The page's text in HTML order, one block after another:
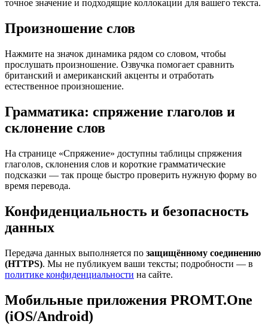
точное значение и подходящие коллокации для вашего текста.
Произношение слов
Нажмите на значок динамика рядом со словом, чтобы
прослушать произношение. Озвучка помогает сравнить
британский и американский акценты и отработать
естественное произношение.
Грамматика: спряжение глаголов и
склонение слов
На странице «Спряжение» доступны таблицы спряжения
глаголов, склонения слов и короткие грамматические
подсказки — так проще быстро проверить нужную форму во
время перевода.
Конфиденциальность и безопасность
данных
Передача данных выполняется по защищённому соединению
(HTTPS). Мы не публикуем ваши тексты; подробности — в
политике конфиденциальности на сайте.
Мобильные приложения PROMT.One
(iOS/Android)